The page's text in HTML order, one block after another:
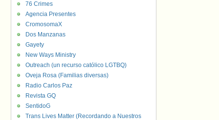
76 Crimes
Agencia Presentes
CromosomaX
Dos Manzanas
Gayety
New Ways Ministry
Outreach (un recurso católico LGTBQ)
Oveja Rosa (Familias diversas)
Radio Carlos Paz
Revista GQ
SentidoG
Trans Lives Matter (Recordando a Nuestros